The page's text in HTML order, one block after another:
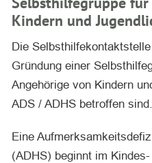
Kindern und
Die
Gründung einer
Angehörige von Kindern
ADS / ADHS betroffen sind.
Eine
(ADHS) beginnt im